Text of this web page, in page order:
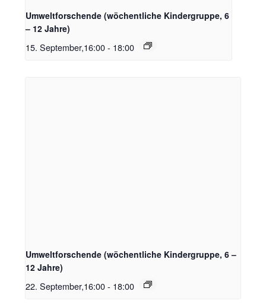
Umweltforschende (wöchentliche Kindergruppe, 6
– 12 Jahre)
15. September,16:00 - 18:00
Umweltforschende (wöchentliche Kindergruppe, 6 –
12 Jahre)
22. September,16:00 - 18:00